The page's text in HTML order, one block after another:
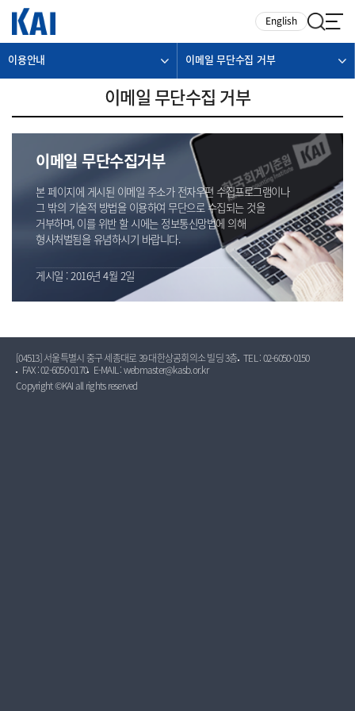
English
이용안내 이메일 무단수집 거부
이메일 무단수집 거부
이메일 무단수집거부
본 페이지에 게시된 이메일 주소가 전자우편 수집프로그램이나
그 밖의 기술적 방법을 이용하여 무단으로 수집되는 것을
거부하며, 이를 위반 할 시에는 정보통신망법에 의해
형사처벌됨을 유념하시기 바랍니다.
게시일 : 2016년 4월 2일
[04513] 서울특별시 중구 세종대로 39 대한상공회의소 빌딩 3층 TEL : 02-6050-0150
FAX : 02-6050-0170
E-MAIL : webmaster@kasb.or.kr
Copyright ©KAI all rights reserved